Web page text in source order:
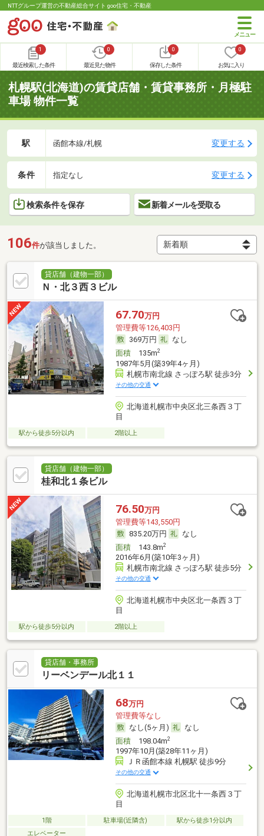
NTTグループ運営の不動産総合サイト goo住宅・不動産
1
最近検索した条件
0
最近見た物件
0
保存した条件
0
お気に入り
札幌駅(北海道)の賃貸店舗・賃貸事務所・月極駐
車場 物件一覧
駅 函館本線/札幌 変更する
条件 指定なし 変更する
検索条件を保存 新着メールを受取る
106件が該当しました。
貸店舗（建物一部）
Ｎ・北３西３ビル
67.70万円
管理費等126,403円
369万円
なし
面積135m2
1987年5月(築39年4ヶ月)
札幌市南北線 さっぽろ駅 徒歩3分
その他の交通
北海道札幌市中央区北三条西３丁
目
駅から徒歩5分以内 2階以上
貸店舗（建物一部）
桂和北１条ビル
76.50万円
管理費等143,550円
835.20万円
なし
面積143.8m2
2016年6月(築10年3ヶ月)
札幌市南北線 さっぽろ駅 徒歩5分
その他の交通
北海道札幌市中央区北一条西３丁
目
駅から徒歩5分以内 2階以上
貸店舗・事務所
リーベンデール北１１
68万円
管理費等なし
なし(5ヶ月)
なし
面積198.04m2
1997年10月(築28年11ヶ月)
ＪＲ函館本線 札幌駅 徒歩9分
その他の交通
北海道札幌市北区北十一条西３丁
目
1階 駐車場(近隣含)
駅から徒歩1分以内
エレベーター